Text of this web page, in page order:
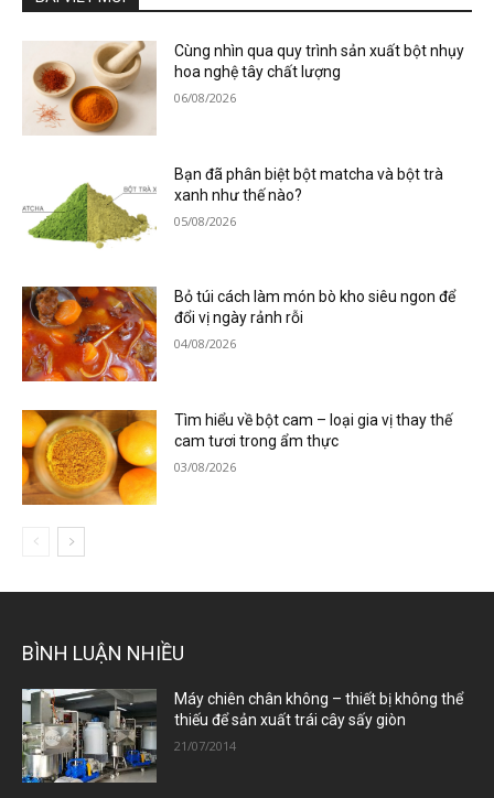
Cùng nhìn qua quy trình sản xuất bột nhụy
hoa nghệ tây chất lượng
06/08/2026
Bạn đã phân biệt bột matcha và bột trà
xanh như thế nào?
05/08/2026
Bỏ túi cách làm món bò kho siêu ngon để
đổi vị ngày rảnh rỗi
04/08/2026
Tìm hiểu về bột cam – loại gia vị thay thế
cam tươi trong ẩm thực
03/08/2026
BÌNH LUẬN NHIỀU
Máy chiên chân không – thiết bị không thể
thiếu để sản xuất trái cây sấy giòn
21/07/2014